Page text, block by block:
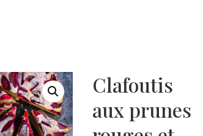
Clafoutis
aux prunes